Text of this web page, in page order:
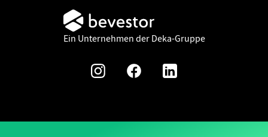
Ein Unternehmen der Deka-Gruppe